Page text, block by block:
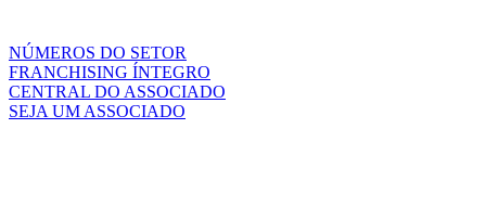
NÚMEROS DO SETOR
FRANCHISING ÍNTEGRO
CENTRAL DO ASSOCIADO
SEJA UM ASSOCIADO